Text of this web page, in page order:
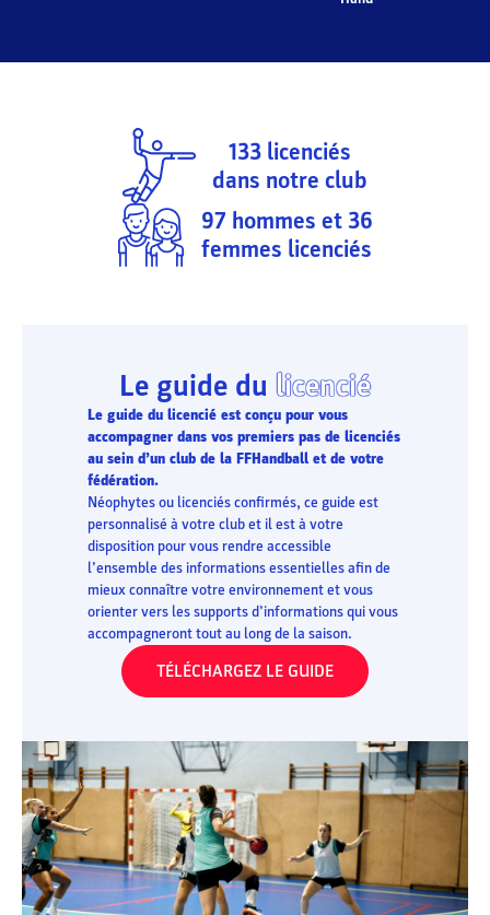
133 licenciés
dans notre club
97 hommes et 36
femmes licenciés
Le guide du licencié
Le guide du licencié est conçu pour vous
accompagner dans vos premiers pas de licenciés
au sein d’un club de la FFHandball et de votre
fédération.
Néophytes ou licenciés confirmés, ce guide est
personnalisé à votre club et il est à votre
disposition pour vous rendre accessible
l’ensemble des informations essentielles afin de
mieux connaître votre environnement et vous
orienter vers les supports d’informations qui vous
accompagneront tout au long de la saison.
TÉLÉCHARGEZ LE GUIDE